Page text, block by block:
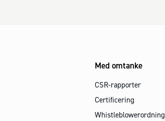
Med omtanke
CSR-rapporter
Certificering
Whistleblowerordning